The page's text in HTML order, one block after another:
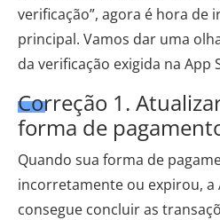
verificação”, agora é hora de
principal. Vamos dar uma
da verificação exigida na App
Correção 1.
forma de
Quando sua forma de
incorretamente ou expirou, a
consegue concluir as